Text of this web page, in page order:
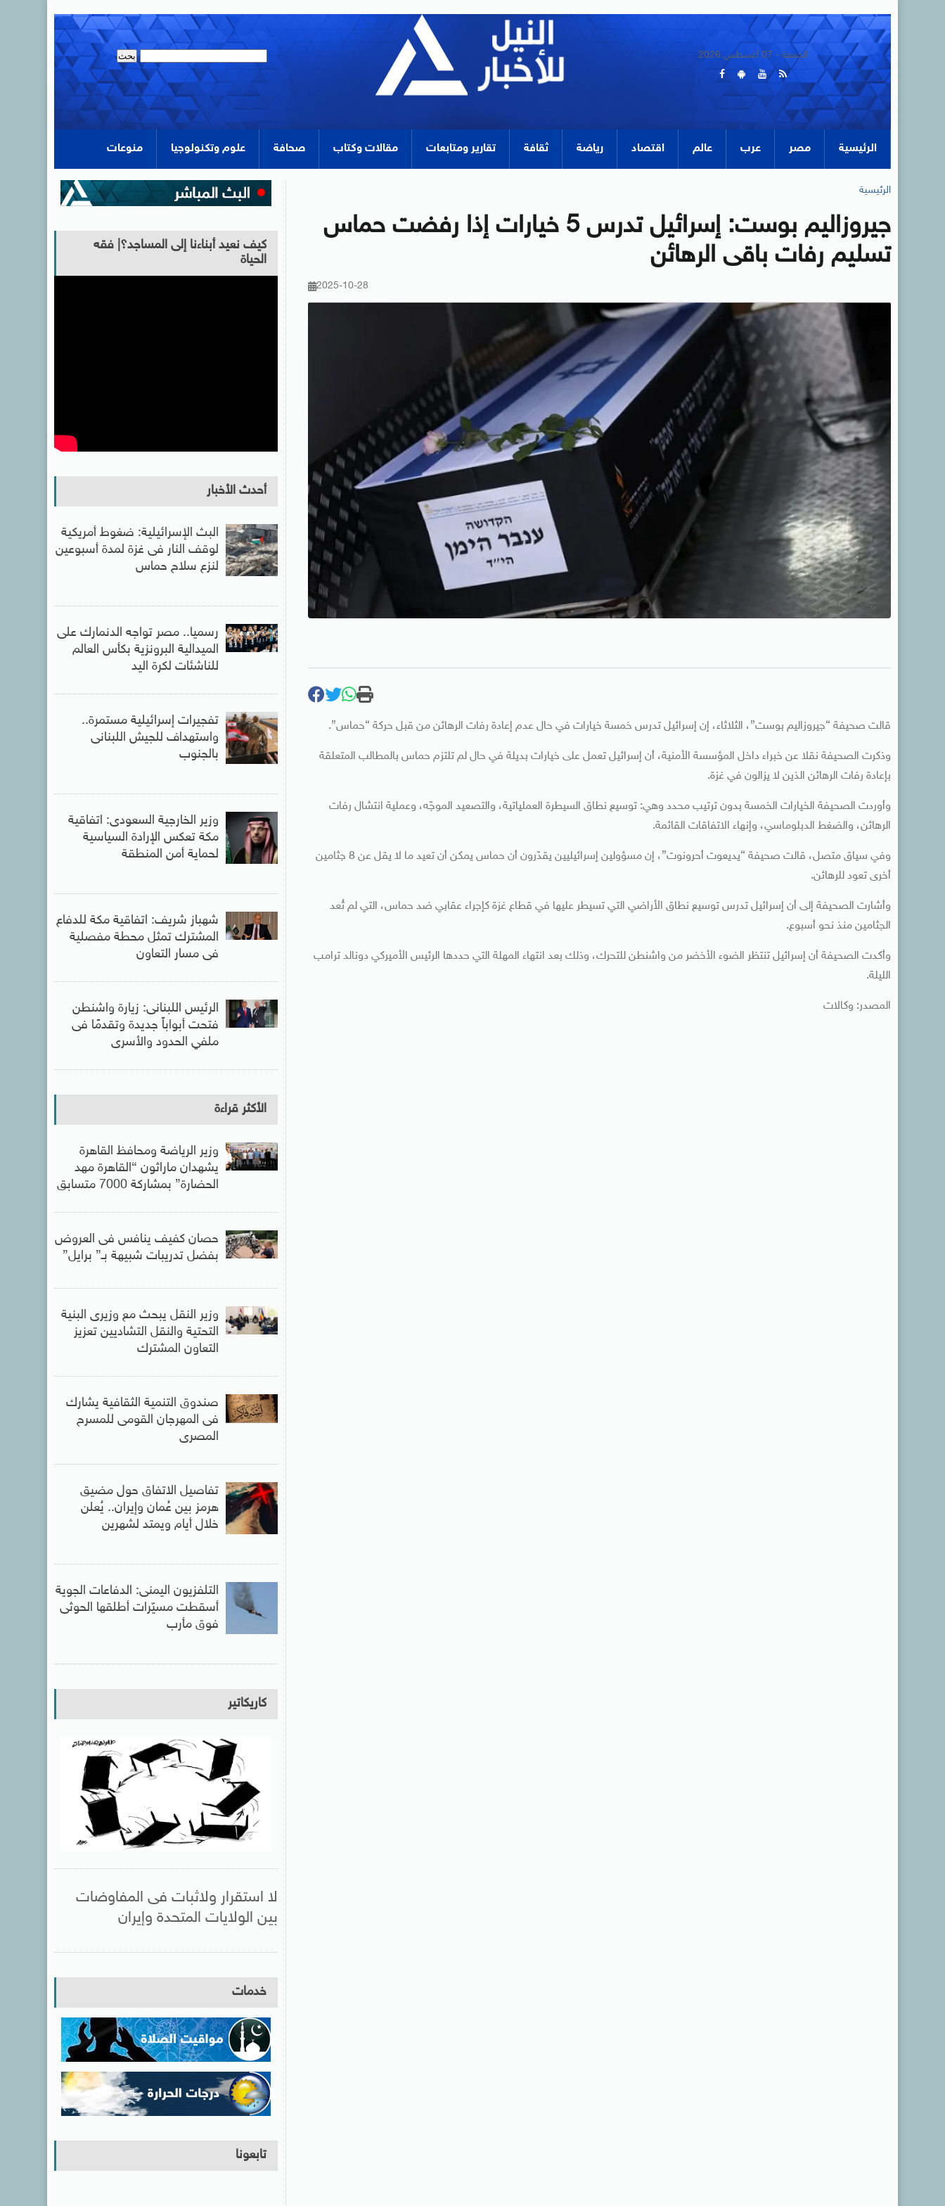
الجمعة - 07 أغسطس 2026
الرئيسية مصر عرب عالم اقتصاد رياضة ثقافة تقارير ومتابعات مقالات وكتاب صحافة علوم وتكنولوجيا منوعات
الرئيسية
جيروزاليم بوست: إسرائيل تدرس 5 خيارات إذا رفضت حماس
تسليم رفات باقى الرهائن
2025-10-28
قالت صحيفة “جيروزاليم بوست”، الثلاثاء، إن إسرائيل تدرس خمسة خيارات في حال عدم إعادة رفات الرهائن من قبل حركة “حماس”.
وذكرت الصحيفة نقلا عن خبراء داخل المؤسسة الأمنية، أن إسرائيل تعمل على خيارات بديلة في حال لم تلتزم حماس بالمطالب المتعلقة
بإعادة رفات الرهائن الذين لا يزالون في غزة.
وأوردت الصحيفة الخيارات الخمسة بدون ترتيب محدد وهي: توسيع نطاق السيطرة العملياتية، والتصعيد الموجّه، وعملية انتشال رفات
الرهائن، والضغط الدبلوماسي، وإنهاء الاتفاقات القائمة.
وفي سياق متصل، قالت صحيفة “يديعوت أحرونوت”، إن مسؤولين إسرائيليين يقدّرون أن حماس يمكن أن تعيد ما لا يقل عن 8 جثامين
أخرى تعود للرهائن.
وأشارت الصحيفة إلى أن إسرائيل تدرس توسيع نطاق الأراضي التي تسيطر عليها في قطاع غزة كإجراء عقابي ضد حماس، التي لم تُعد
الجثامين منذ نحو أسبوع.
وأكدت الصحيفة أن إسرائيل تنتظر الضوء الأخضر من واشنطن للتحرك، وذلك بعد انتهاء المهلة التي حددها الرئيس الأميركي دونالد ترامب
الليلة.
المصدر: وكالات
كيف نعيد أبناءنا إلى المساجد؟| فقه
الحياة
أحدث الأخبار
البث الإسرائيلية: ضغوط أمريكية
لوقف النار فى غزة لمدة أسبوعين
لنزع سلاح حماس
رسميا.. مصر تواجه الدنمارك على
الميدالية البرونزية بكأس العالم
للناشئات لكرة اليد
تفجيرات إسرائيلية مستمرة..
واستهداف للجيش اللبنانى
بالجنوب
وزير الخارجية السعودى: اتفاقية
مكة تعكس الإرادة السياسية
لحماية أمن المنطقة
شهباز شريف: اتفاقية مكة للدفاع
المشترك تمثل محطة مفصلية
فى مسار التعاون
الرئيس اللبنانى: زيارة واشنطن
فتحت أبواباً جديدة وتقدمًا فى
ملفي الحدود والأسرى
الأكثر قراءة
وزير الرياضة ومحافظ القاهرة
يشهدان ماراثون “القاهرة مهد
الحضارة” بمشاركة 7000 متسابق
حصان كفيف ينافس فى العروض
بفضل تدريبات شبيهة بـ” برايل”
وزير النقل يبحث مع وزيرى البنية
التحتية والنقل التشاديين تعزيز
التعاون المشترك
صندوق التنمية الثقافية يشارك
فى المهرجان القومى للمسرح
المصرى
تفاصيل الاتفاق حول مضيق
هرمز بين عُمان وإيران.. يُعلن
خلال أيام ويمتد لشهرين
التلفزيون اليمنى: الدفاعات الجوية
أسقطت مسيّرات أطلقها الحوثى
فوق مأرب
كاريكاتير
لا استقرار ولاثبات فى المفاوضات
بين الولايات المتحدة وإيران
خدمات
تابعونا